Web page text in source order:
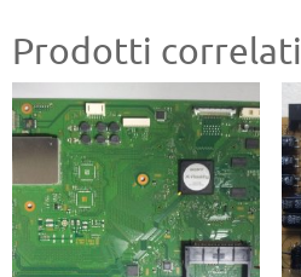
Prodotti correlati